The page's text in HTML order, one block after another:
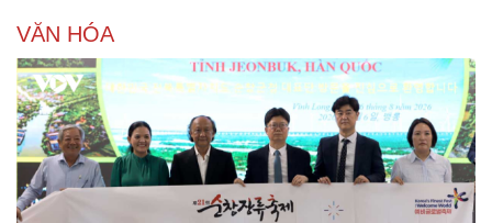
VĂN HÓA